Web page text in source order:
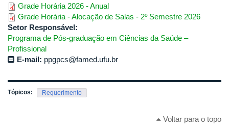
Grade Horária 2026 - Anual
Grade Horária - Alocação de Salas - 2º Semestre 2026
Setor Responsável:
Programa de Pós-graduação em Ciências da Saúde –
Profissional
E-mail: ppgpcs@famed.ufu.br
Tópicos: Requerimento
Voltar para o topo